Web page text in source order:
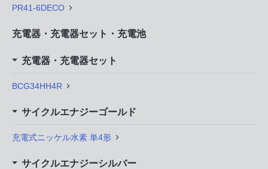
PR41-6DECO
充電器・充電器セット・充電池
充電器・充電器セット
BCG34HH4R
サイクルエナジーゴールド
充電式ニッケル水素 単4形
サイクルエナジーシルバー